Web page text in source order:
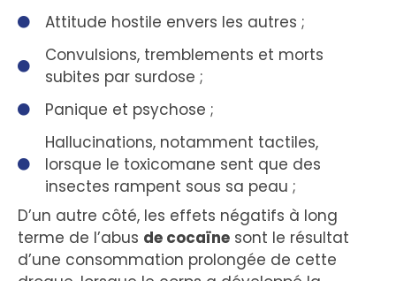
Attitude hostile envers les autres ;
Convulsions, tremblements et morts
subites par surdose ;
Panique et psychose ;
Hallucinations, notamment tactiles,
lorsque le toxicomane sent que des
insectes rampent sous sa peau ;
D’un autre côté, les effets négatifs à long
terme de l’abus de cocaïne sont le résultat
d’une consommation prolongée de cette